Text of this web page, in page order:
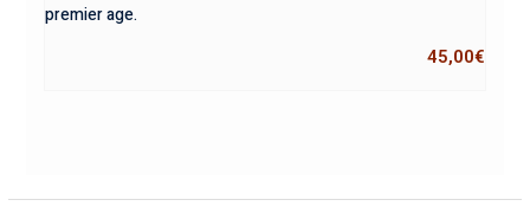
premier age.
45,00€